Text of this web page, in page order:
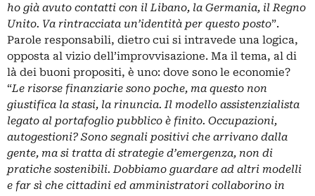
ho già avuto contatti con il Libano, la Germania, il Regno
Unito. Va rintracciata un’identità per questo posto”.
Parole responsabili, dietro cui si intravede una logica,
opposta al vizio dell’improvvisazione. Ma il tema, al di
là dei buoni propositi, è uno: dove sono le economie?
“Le risorse finanziarie sono poche, ma questo non
giustifica la stasi, la rinuncia. Il modello assistenzialista
legato al portafoglio pubblico è finito. Occupazioni,
autogestioni? Sono segnali positivi che arrivano dalla
gente, ma si tratta di strategie d’emergenza, non di
pratiche sostenibili. Dobbiamo guardare ad altri modelli
e far sì che cittadini ed amministratori collaborino in